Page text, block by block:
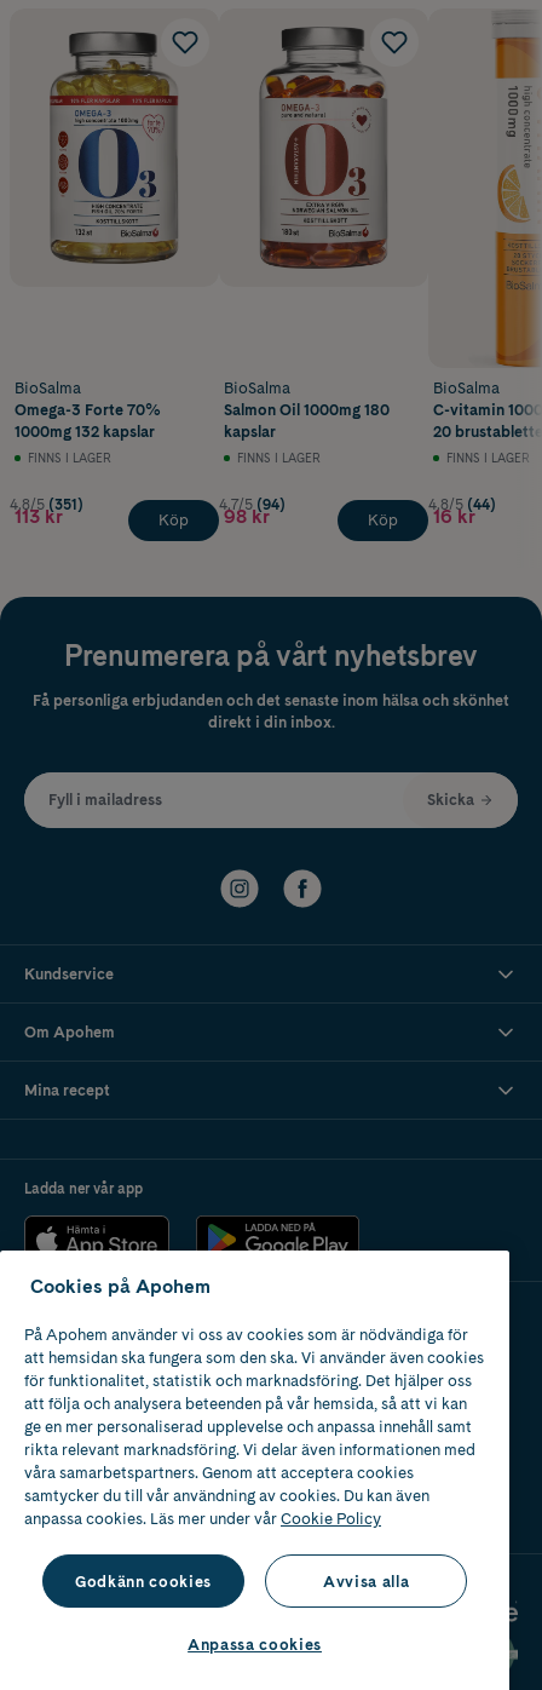
BioSalma
Omega-3 Forte 70%
1000mg 132 kapslar
FINNS I LAGER
4.8/5 (351)
113 kr Köp
BioSalma
Salmon Oil 1000mg 180
kapslar
FINNS I LAGER
4.7/5 (94)
98 kr Köp
BioSalma
C-vitamin
20
FINNS I LAGER
4.8/5 (44)
16 kr
Prenumerera på vårt nyhetsbrev
Få personliga erbjudanden och det senaste inom hälsa och skönhet
direkt i din inbox.
Fyll i mailadress Skicka
Kundservice
Om Apohem
Mina recept
Ladda ner vår app
Apotek med tillstånd
av Läkemedelsverket
Cookies på Apohem
På Apohem använder vi oss av cookies som är nödvändiga för
att hemsidan ska fungera som den ska. Vi använder även cookies
för funktionalitet, statistik och marknadsföring. Det hjälper oss
att följa och analysera beteenden på vår hemsida, så att vi kan
ge en mer personaliserad upplevelse och anpassa innehåll samt
rikta relevant marknadsföring. Vi delar även informationen med
våra samarbetspartners. Genom att acceptera cookies
samtycker du till vår användning av cookies. Du kan även
anpassa cookies. Läs mer under vårCookie Policy
Godkänn cookies Avvisa alla
Anpassa cookies